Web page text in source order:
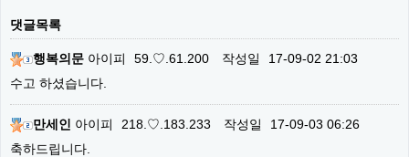
댓글목록
행복의문 아이피 59.♡.61.200 작성일
17-09-02 21:03
수고 하셨습니다.
만세인 아이피 218.♡.183.233 작성일
17-09-03 06:26
축하드립니다.